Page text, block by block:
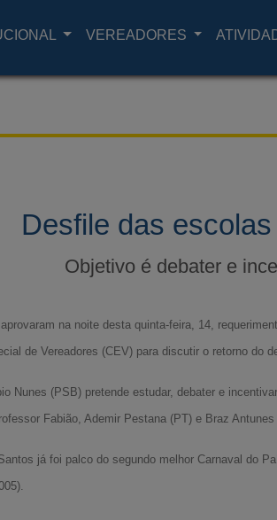
VEREADORES
Desfile das
Objetivo é debater e
na noite desta quinta-feira, 14,
de Vereadores (CEV) para discutir o retorno do
Nunes (PSB) pretende estudar, debater e
Fabião, Ademir Pestana (PT) e Braz
já foi palco do segundo melhor Carnaval do